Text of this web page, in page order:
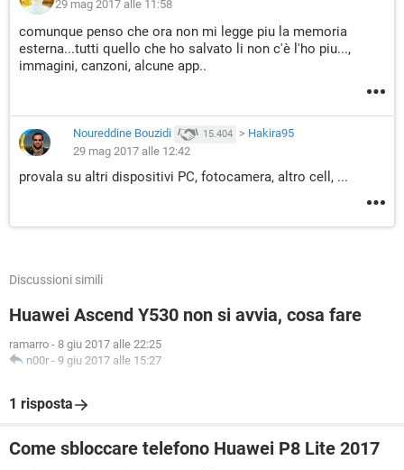
29 mag 2017 alle 11:58
comunque penso che ora non mi legge piu la memoria
esterna...tutti quello che ho salvato li non c'è l'ho piu...,
immagini, canzoni, alcune app..
Noureddine Bouzidi 15.404 > Hakira95
29 mag 2017 alle 12:42
provala su altri dispositivi PC, fotocamera, altro cell, ...
Discussioni simili
Huawei Ascend Y530 non si avvia, cosa fare
ramarro - 8 giu 2017 alle 22:25
n00r - 9 giu 2017 alle 15:27
1 risposta
Come sbloccare telefono Huawei P8 Lite 2017